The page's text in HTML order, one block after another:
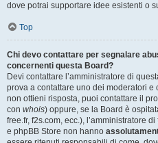
dove potrai supportare idee esistenti o
Top
Chi devo contattare per segnalare
concernenti questa Board?
Devi contattare l’amministratore di
prova a contattare uno dei moderatori
non ottieni risposta, puoi contattare il
con whois) oppure, se la Board è
free.fr, f2s.com, ecc.), l’amministratore
e phpBB Store non hanno